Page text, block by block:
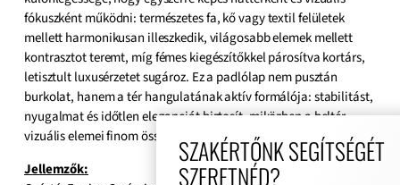
fókuszként működni: természetes fa, kő vagy textil felületek
mellett harmonikusan illeszkedik, világosabb elemek mellett
kontrasztot teremt, míg fémes kiegészítőkkel párosítva kortárs,
letisztult luxusérzetet sugároz. Ez a padlólap nem pusztán
burkolat, hanem a tér hangulatának aktív formálója: stabilitást,
nyugalmat és időtlen eleganciát biztosít, miközben a beltér
vizuális elemei finom összhangban bontakoznak ki.
Jellemzők:
SZAKÉRTŐNK SEGÍTSÉGÉT
SZERETNÉD?